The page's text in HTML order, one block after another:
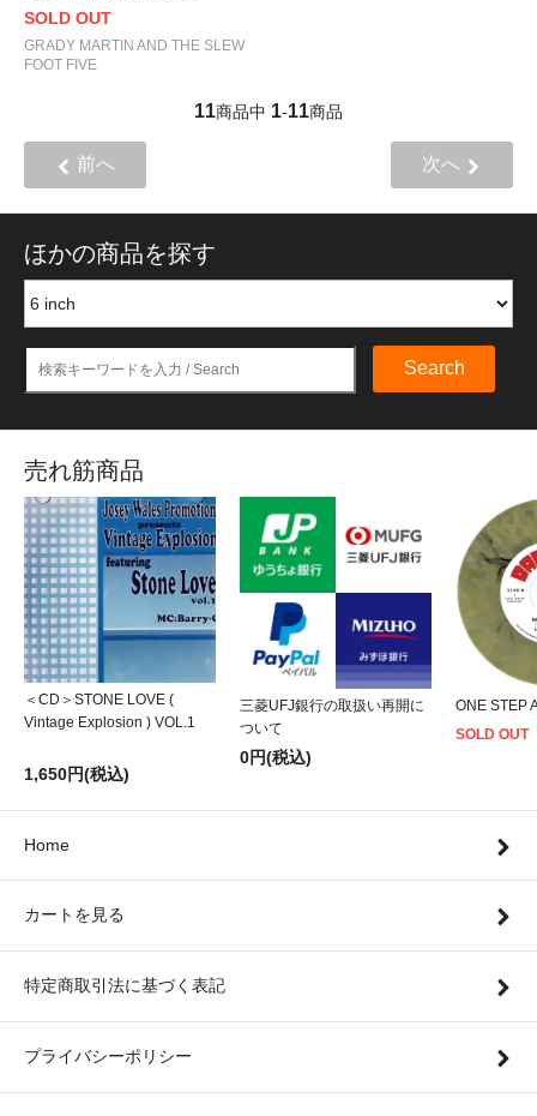
SOLD OUT
GRADY MARTIN AND THE SLEW
FOOT FIVE
11商品中 1-11商品
前へ 次へ
ほかの商品を探す
Search
売れ筋商品
＜CD＞STONE LOVE (
Vintage Explosion ) VOL.1
1,650円(税込)
三菱UFJ銀行の取扱い再開に
ついて
0円(税込)
ONE STEP
SOLD OUT
Home
カートを見る
特定商取引法に基づく表記
プライバシーポリシー